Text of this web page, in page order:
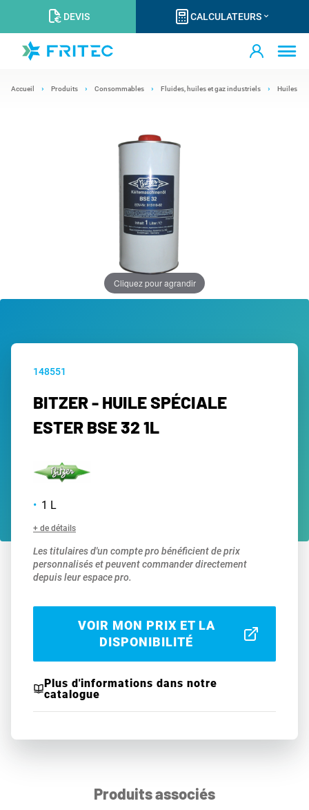
DEVIS CALCULATEURS
Accueil Produits Consommables Fluides, huiles et gaz industriels Huiles
Cliquez pour agrandir
148551
BITZER - HUILE SPÉCIALE
ESTER BSE 32 1L
1 L
+ de détails
Les titulaires d'un compte pro bénéficient de prix
personnalisés et peuvent commander directement
depuis leur espace pro.
VOIR MON PRIX ET LA
DISPONIBILITÉ
Plus d'informations dans notre
catalogue
Produits associés